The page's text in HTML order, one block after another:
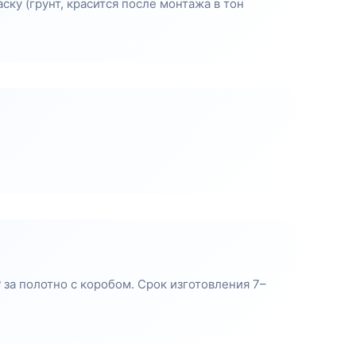
(грунт, красится после монтажа в тон
полотно с коробом. Срок изготовления 7–